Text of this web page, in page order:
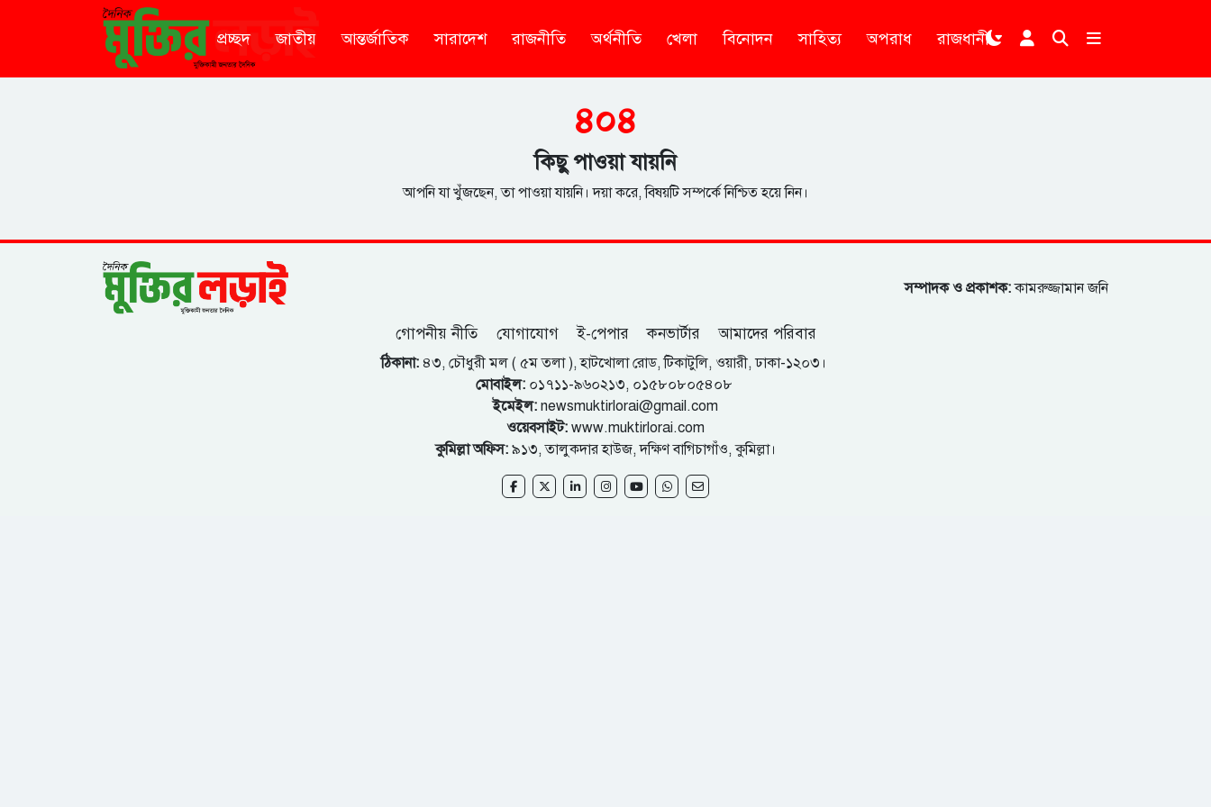
প্রচ্ছদ জাতীয় আন্তর্জাতিক সারাদেশ রাজনীতি অর্থনীতি খেলা বিনোদন সাহিত্য অপরাধ রাজধানী
৪০৪
কিছু পাওয়া যায়নি
আপনি যা খুঁজছেন, তা পাওয়া যায়নি। দয়া করে, বিষয়টি সম্পর্কে নিশ্চিত হয়ে নিন।
সম্পাদক ও প্রকাশক:কামরুজ্জামান জনি
গোপনীয় নীতি যোগাযোগ ই-পেপার কনভার্টার আমাদের পরিবার
ঠিকানা: ৪৩, চৌধুরী মল ( ৫ম তলা ), হাটখোলা রোড, টিকাটুলি, ওয়ারী, ঢাকা-১২০৩।
মোবাইল:০১৭১১-৯৬০২১৩, ০১৫৮০৮০৫৪০৮
ইমেইল: newsmuktirlorai@gmail.com
ওয়েবসাইট: www.muktirlorai.com
কুমিল্লা অফিস: ৯১৩, তালুকদার হাউজ, দক্ষিণ বাগিচাগাঁও, কুমিল্লা।